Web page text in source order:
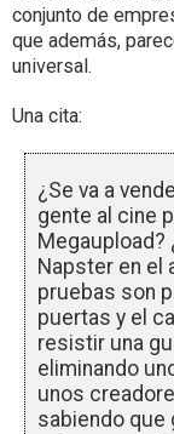
conjunto de
que además,
universal.
Una cita:
¿Se va a
gente al cine
Napster en el
pruebas son
puertas y el
resistir una
eliminando
unos
sabiendo que